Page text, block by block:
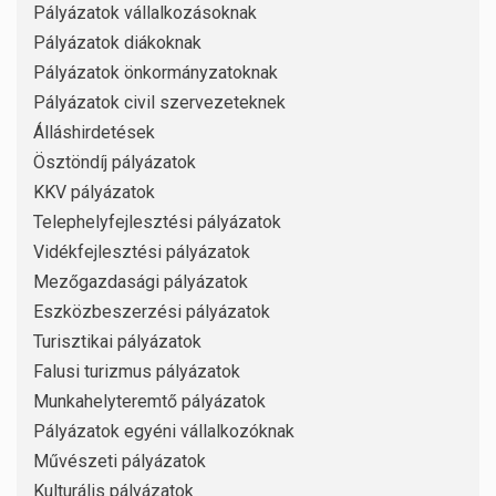
Pályázatok vállalkozásoknak
Pályázatok diákoknak
Pályázatok önkormányzatoknak
Pályázatok civil szervezeteknek
Álláshirdetések
Ösztöndíj pályázatok
KKV pályázatok
Telephelyfejlesztési pályázatok
Vidékfejlesztési pályázatok
Mezőgazdasági pályázatok
Eszközbeszerzési pályázatok
Turisztikai pályázatok
Falusi turizmus pályázatok
Munkahelyteremtő pályázatok
Pályázatok egyéni vállalkozóknak
Művészeti pályázatok
Kulturális pályázatok